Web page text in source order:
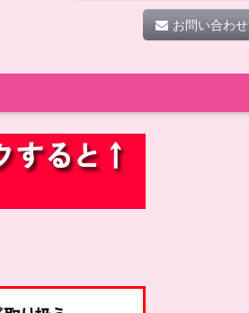
お問い合わせ